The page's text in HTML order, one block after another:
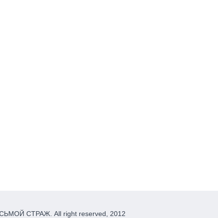
СТРАЖ. All right reserved, 2012